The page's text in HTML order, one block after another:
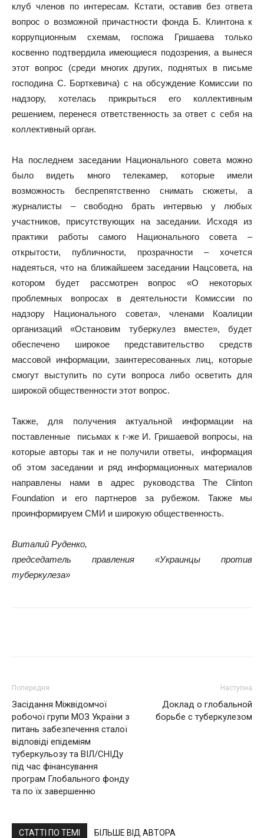
клуб членов по интересам. Кстати, оставив без ответа
вопрос о возможной причастности фонда Б. Клинтона к
коррупционным схемам, госпожа Гришаева только
косвенно подтвердила имеющиеся подозрения, а вынеся
этот вопрос (среди многих других, поднятых в письме
господина С. Борткевича) с на обсуждение Комиссии по
надзору, хотелась прикрыться его коллективным
решением, перенеся ответственность за ответ с себя на
коллективный орган.
На последнем заседании Национального совета можно
было видеть много телекамер, которые имели
возможность беспрепятственно снимать сюжеты, а
журналисты – свободно брать интервью у любых
участников, присутствующих на заседании. Исходя из
практики работы самого Национального совета –
открытости, публичности, прозрачности – хочется
надеяться, что на ближайшеем заседании Нацсовета, на
котором будет рассмотрен вопрос «О некоторых
проблемных вопросах в деятельности Комиссии по
надзору Национального совета», членами Коалиции
организаций «Остановим туберкулез вместе», будет
обеспечено широкое представительство средств
массовой информации, заинтересованных лиц, которые
смогут выступить по сути вопроса либо осветить для
широкой общественности этот вопрос.
Также, для получения актуальной информации на
поставленные письмах к г-же И. Гришаевой вопросы, на
которые авторы так и не получили ответы, информация
об этом заседании и ряд информационных материалов
направлены нами в адрес руководства The Clinton
Foundation и его партнеров за рубежом. Также мы
проинформируем СМИ и широкую общественность.
Виталий Руденко,
председатель правления «Украинцы против
туберкулеза»
Попередня
Засідання Міжвідомчої
робочої групи МОЗ України з
питань забезпечення сталої
відповіді епідеміям
туберкульозу та ВІЛ/СНІДу
під час фінансування
програм Глобального фонду
та по їх завершенню
Наступна
Доклад о глобальной
борьбе с туберкулезом
СТАТТІ ПО ТЕМІ БІЛЬШЕ ВІД АВТОРА